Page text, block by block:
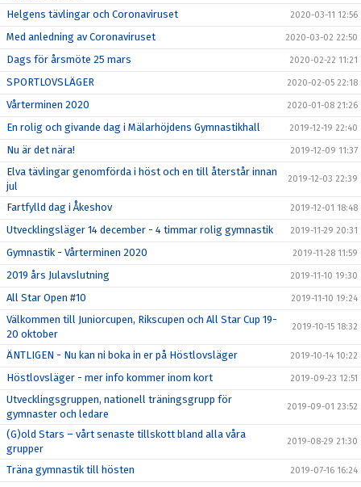
Helgens tävlingar och Coronaviruset 2020-03-11 12:56
Med anledning av Coronaviruset 2020-03-02 22:50
Dags för årsmöte 25 mars 2020-02-22 11:21
SPORTLOVSLÄGER 2020-02-05 22:18
Vårterminen 2020 2020-01-08 21:26
En rolig och givande dag i Mälarhöjdens Gymnastikhall 2019-12-19 22:40
Nu är det nära! 2019-12-09 11:37
Elva tävlingar genomförda i höst och en till återstår innan
jul
2019-12-03 22:39
Fartfylld dag i Åkeshov 2019-12-01 18:48
Utvecklingsläger 14 december - 4 timmar rolig gymnastik 2019-11-29 20:31
Gymnastik - Vårterminen 2020 2019-11-28 11:59
2019 års Julavslutning 2019-11-10 19:30
All Star Open #10 2019-11-10 19:24
Välkommen till Juniorcupen, Rikscupen och All Star Cup 19-
20 oktober
2019-10-15 18:32
ÄNTLIGEN - Nu kan ni boka in er på Höstlovsläger 2019-10-14 10:22
Höstlovsläger - mer info kommer inom kort 2019-09-23 12:51
Utvecklingsgruppen, nationell träningsgrupp för
gymnaster och ledare
2019-09-01 23:52
(G)old Stars – vårt senaste tillskott bland alla våra
grupper
2019-08-29 21:30
Träna gymnastik till hösten 2019-07-16 16:24